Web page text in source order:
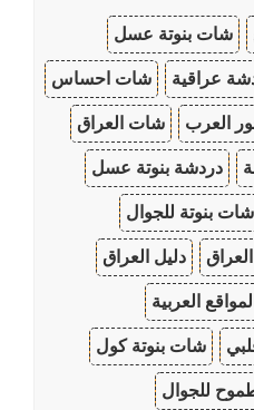
شات بنوتة عسل
عراقية شات احساس
العرب شات العراق
دردشة بنوتة عسل
شات بنوتة للجوال
دليل العراق
العربية
شات بنوتة كول
للجوال